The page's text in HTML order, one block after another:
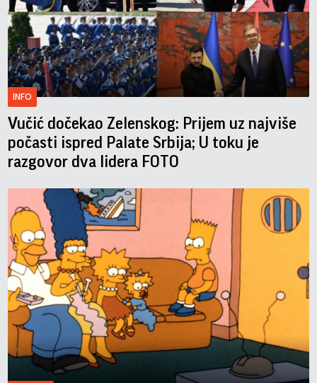
INFO
Vučić dočekao Zelenskog: Prijem uz najviše
počasti ispred Palate Srbija; U toku je
razgovor dva lidera FOTO